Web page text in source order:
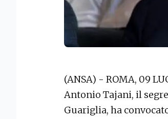
(ANSA) - ROMA, 09
Antonio Tajani, il
Guariglia, ha